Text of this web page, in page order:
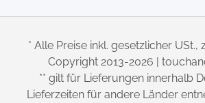
* Alle Preise inkl. gesetzlicher USt.,
Copyright 2013-2026 |
** gilt für Lieferungen innerhalb
Lieferzeiten für andere Länder